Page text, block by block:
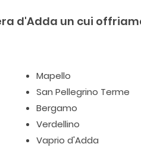
d'Adda un cui
Mapello
San Pellegrino Terme
Bergamo
Verdellino
Vaprio d'Adda